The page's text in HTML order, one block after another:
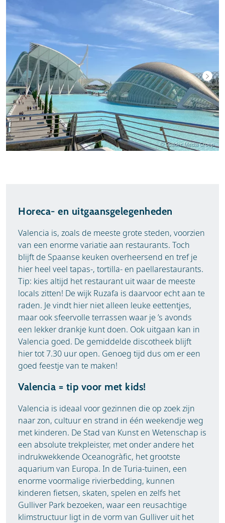
© Spalder Media Group
Horeca- en uitgaansgelegenheden
Valencia is, zoals de meeste grote steden, voorzien
van een enorme variatie aan restaurants. Toch
blijft de Spaanse keuken overheersend en tref je
hier heel veel tapas-, tortilla- en paellarestaurants.
Tip: kies altijd het restaurant uit waar de meeste
locals zitten! De wijk Ruzafa is daarvoor echt aan te
raden. Je vindt hier niet alleen leuke eettentjes,
maar ook sfeervolle terrassen waar je ’s avonds
een lekker drankje kunt doen. Ook uitgaan kan in
Valencia goed. De gemiddelde discotheek blijft
hier tot 7.30 uur open. Genoeg tijd dus om er een
goed feestje van te maken!
Valencia = tip voor met kids!
Valencia is ideaal voor gezinnen die op zoek zijn
naar zon, cultuur en strand in één weekendje weg
met kinderen. De Stad van Kunst en Wetenschap is
een absolute trekpleister, met onder andere het
indrukwekkende Oceanogràfic, het grootste
aquarium van Europa. In de Turia-tuinen, een
enorme voormalige rivierbedding, kunnen
kinderen fietsen, skaten, spelen en zelfs het
Gulliver Park bezoeken, waar een reusachtige
klimstructuur ligt in de vorm van Gulliver uit het